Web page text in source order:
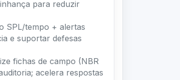
tempo + alertas
e suportar defesas
fichas de campo (NBR
acelera respostas